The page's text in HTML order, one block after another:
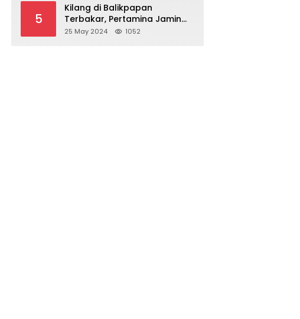
5
Kilang di Balikpapan
Terbakar, Pertamina Jamin
Pasokan BBM Aman
25 May 2024 1052